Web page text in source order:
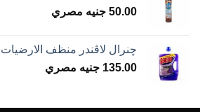
50.00 جنيه مصري
چنرال لاڤندر منظف الارضيات ٣.١ لتر
135.00 جنيه مصري